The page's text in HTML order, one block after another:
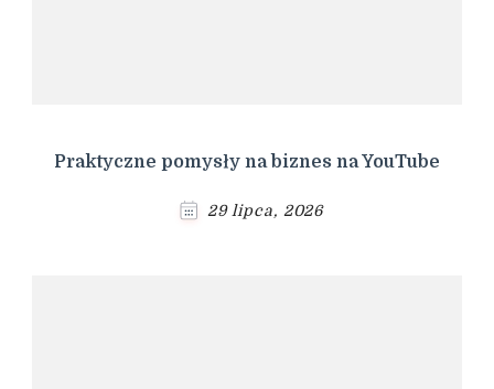
Praktyczne pomysły na biznes na YouTube
29 lipca, 2026